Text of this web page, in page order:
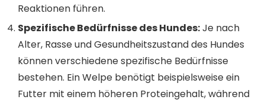
Reaktionen führen.
Spezifische Bedürfnisse des Hundes:Je nach
Alter, Rasse und Gesundheitszustand des Hundes
können verschiedene spezifische Bedürfnisse
bestehen. Ein Welpe benötigt beispielsweise ein
Futter mit einem höheren Proteingehalt, während